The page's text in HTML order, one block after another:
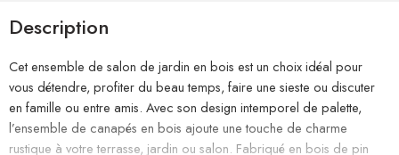
Description
Cet ensemble de salon de jardin en bois est un choix idéal pour
vous détendre, profiter du beau temps, faire une sieste ou discuter
en famille ou entre amis. Avec son design intemporel de palette,
l’ensemble de canapés en bois ajoute une touche de charme
rustique à votre terrasse, jardin ou salon. Fabriqué en bois de pin